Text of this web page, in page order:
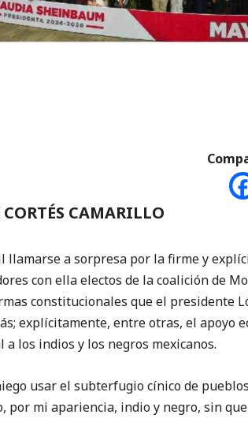
CORTÉS CAMARILLO
llamarse a sorpresa por la firme y
con ella electos de la coalición de
constitucionales que el presidente
explícitamente, entre otras, el apoyo
a los indios y los negros mexicanos.
usar el subterfugio cínico de
por mi apariencia, indio y negro, sin